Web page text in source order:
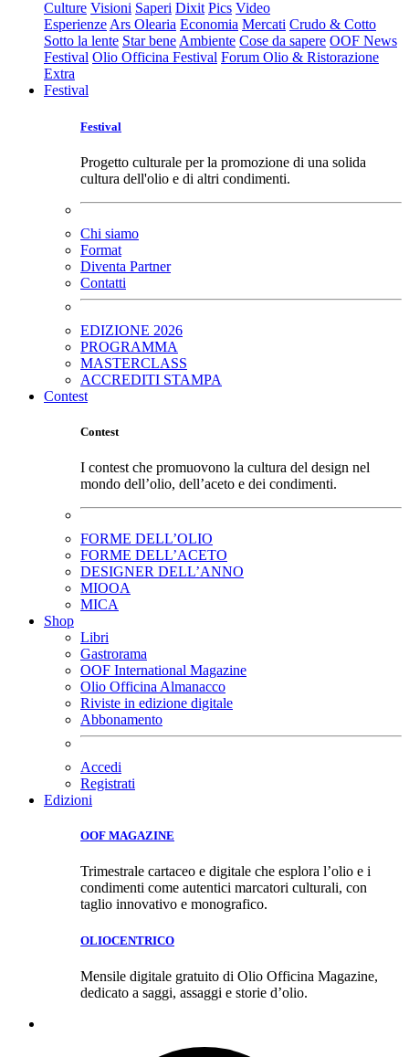
Culture Visioni Saperi Dixit Pics Video
Esperienze Ars Olearia Economia Mercati Crudo & Cotto
Sotto la lente Star bene Ambiente Cose da sapere OOF News
Festival Olio Officina Festival Forum Olio & Ristorazione
Extra
Festival
Festival
Progetto culturale per la promozione di una solida
cultura dell'olio e di altri condimenti.
Chi siamo
Format
Diventa Partner
Contatti
EDIZIONE 2026
PROGRAMMA
MASTERCLASS
ACCREDITI STAMPA
Contest
Contest
I contest che promuovono la cultura del design nel
mondo dell’olio, dell’aceto e dei condimenti.
FORME DELL’OLIO
FORME DELL’ACETO
DESIGNER DELL’ANNO
MIOOA
MICA
Shop
Libri
Gastrorama
OOF International Magazine
Olio Officina Almanacco
Riviste in edizione digitale
Abbonamento
Accedi
Registrati
Edizioni
OOF MAGAZINE
Trimestrale cartaceo e digitale che esplora l’olio e i
condimenti come autentici marcatori culturali, con
taglio innovativo e monografico.
OLIOCENTRICO
Mensile digitale gratuito di Olio Officina Magazine,
dedicato a saggi, assaggi e storie d’olio.